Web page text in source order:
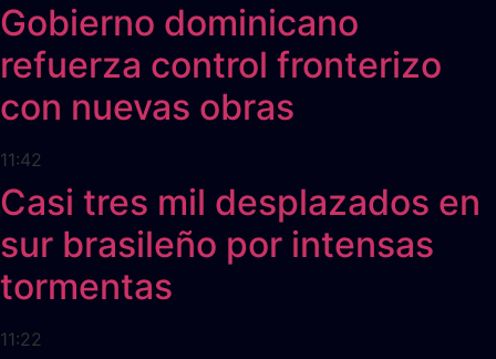
Gobierno dominicano
refuerza control fronterizo
con nuevas obras
11:42
Casi tres mil desplazados en
sur brasileño por intensas
tormentas
11:22